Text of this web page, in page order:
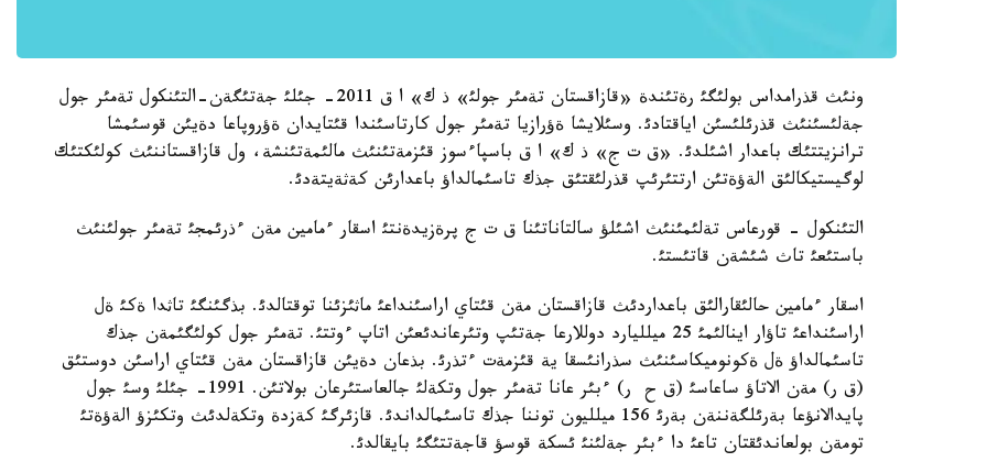
ونئث قذرامداس بولئگئ رةتئندة «قازاقستان تةمئر جولئ» ذ ك» ا ق 2011- جئلئ جةتئگةن-التئنكول تةمئر جول
جةلئسئنئث قذرئلئسئن اياقتادئ. وسئلايشا ةؤرازيا تةمئر جول كارتاسئندا قئتايدان ةؤروپاعا دةيئن قوسئمشا
ترانزيتتئك باعدار اشئلدئ. «ق ت ج» ذ ك» ا ق باسپاءسوز قئزمةتئنئث مالئمةتئنشة، ول قازاقستاننئث كولئكتئك
لوگيستيكالئق الةؤةتئن ارتتئرئپ قذرلئقتئق جذك تاسئمالداؤ باعدارئن كةثةيتةدئ.
التئنكول - قورعاس تةلئمئنئث اشئلؤ سالتاناتئنا ق ت ج پرةزيدةنتئ اسقار ءمامين مةن ءذرئمجئ تةمئر جولئنئث
باستئعئ تاث شئشةن قاتئستئ.
اسقار ءمامين حالئقارالئق باعداردئث قازاقستان مةن قئتاي اراسئنداعئ ماثئزئنا توقتالدئ. بذگئنگئ تاثدا ةكئ ةل
اراسئنداعئ تاؤار اينالئمئ 25 ميلليارد دوللارعا جةتئپ وتئرعاندئعئن اتاپ ءوتتئ. تةمئر جول كولئگئمةن جذك
تاسئمالداؤ ةل ةكونوميكاسئنئث سذرانئسقا ية قئزمةت ءتذرئ. بذعان دةيئن قازاقستان مةن قئتاي اراسئن دوستئق
(ق ر) مةن الاتاؤ ساعاسئ (ق ح ر) ءبئر عانا تةمئر جول وتكةلئ جالعاستئرعان بولاتئن. 1991- جئلئ وسئ جول
پايدالانؤعا بةرئلگةننةن بةرئ 156 ميلليون توننا جذك تاسئمالداندئ. قازئرگئ كةزدة وتكةلدئث وتكئزؤ الةؤةتئ
تومةن بولعاندئقتان تاعئ دا ءبئر جةلئنئ ئسكة قوسؤ قاجةتتئگئ بايقالدئ.